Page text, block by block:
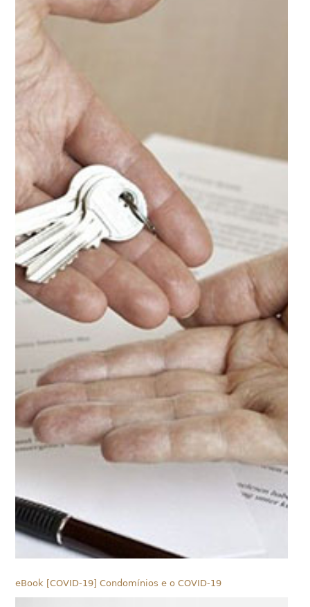
eBook [COVID-19] Condomínios e o COVID-19